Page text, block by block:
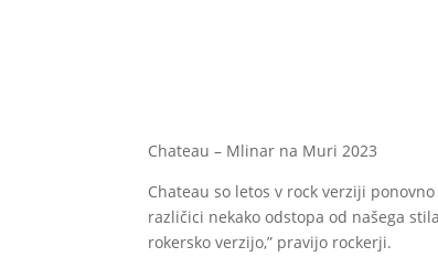
Chateau – Mlinar na Muri 2023
Chateau so letos v rock verziji
različici nekako odstopa od našega
rokersko verzijo,” pravijo rockerji.